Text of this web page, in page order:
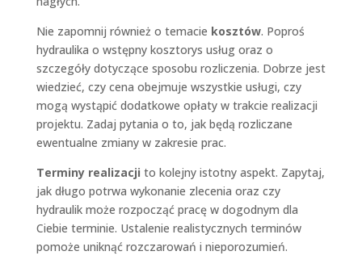
Nie zapomnij również o temacie kosztów. Poproś
hydraulika o wstępny kosztorys usług oraz o
szczegóły dotyczące sposobu rozliczenia. Dobrze jest
wiedzieć, czy cena obejmuje wszystkie usługi, czy
mogą wystąpić dodatkowe opłaty w trakcie realizacji
projektu. Zadaj pytania o to, jak będą rozliczane
ewentualne zmiany w zakresie prac.
Terminy realizacji to kolejny istotny aspekt. Zapytaj,
jak długo potrwa wykonanie zlecenia oraz czy
hydraulik może rozpocząć pracę w dogodnym dla
Ciebie terminie. Ustalenie realistycznych terminów
pomoże uniknąć rozczarowań i nieporozumień.